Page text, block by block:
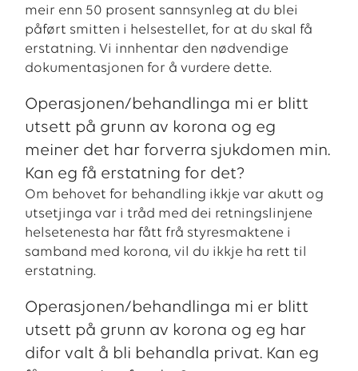
meir enn 50 prosent sannsynleg at du blei
påført smitten i helsestellet, for at du skal få
erstatning. Vi innhentar den nødvendige
dokumentasjonen for å vurdere dette.
Operasjonen/behandlinga mi er blitt
utsett på grunn av korona og eg
meiner det har forverra sjukdomen min.
Kan eg få erstatning for det?
Om behovet for behandling ikkje var akutt og
utsetjinga var i tråd med dei retningslinjene
helsetenesta har fått frå styresmaktene i
samband med korona, vil du ikkje ha rett til
erstatning.
Operasjonen/behandlinga mi er blitt
utsett på grunn av korona og eg har
difor valt å bli behandla privat. Kan eg